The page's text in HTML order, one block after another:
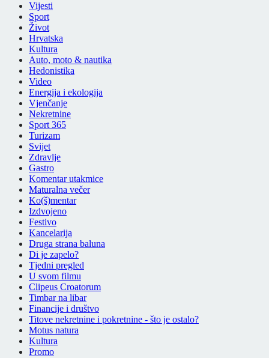
Vijesti
Sport
Život
Hrvatska
Kultura
Auto, moto & nautika
Hedonistika
Video
Energija i ekologija
Vjenčanje
Nekretnine
Sport 365
Turizam
Svijet
Zdravlje
Gastro
Komentar utakmice
Maturalna večer
Ko(š)mentar
Izdvojeno
Festivo
Kancelarija
Druga strana baluna
Di je zapelo?
Tjedni pregled
U svom filmu
Clipeus Croatorum
Timbar na libar
Financije i društvo
Titove nekretnine i pokretnine - što je ostalo?
Motus natura
Kultura
Promo